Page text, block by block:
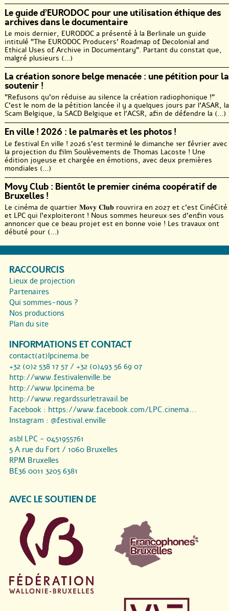
Le guide d’EURODOC pour une utilisation éthique des
archives dans le documentaire
Le mois dernier, EURODOC a présenté à la Berlinale un guide
intitulé "The EURODOC Producers’ Roadmap of Decolonial and
Ethical Uses of Archive in Documentary". Partant du constat que,
malgré plusieurs (...)
La création sonore belge menacée : une pétition pour la
soutenir !
"Refusons qu’on réduise au silence la création radiophonique !"
C’est le nom de la pétition lancée il y a quelques jours par l’ASAR, la
Scam Belgique, la SACD Belgique et l’ACSR, afin de défendre la (...)
En ville ! 2026 : le palmarès et les photos !
Le festival En ville ! 2026 s’est terminé le dimanche 1er février avec
la projection du film Soulèvements de Thomas Lacoste ! Une
édition joyeuse et chargée en émotions, avec deux premières
mondiales (...)
Movy Club : Bientôt le premier cinéma coopératif de
Bruxelles !
Le cinéma de quartier 𝐌𝐨𝐯𝐲 𝐂𝐥𝐮𝐛 rouvrira en 2027 et c’est CinéCité
et LPC qui l’exploiteront ! Nous sommes heureux·ses d’enfin vous
annoncer que ce beau projet est en bonne voie ! Les travaux ont
débuté pour (...)
RACCOURCIS
Lieux de projection
Partenaires
Qui sommes-nous ?
Nos productions
Plan du site
INFORMATIONS ET CONTACT
contact(at)lpcinema.be
+32 (0)2 538 17 57 / +32 (0)493 56 69 07
http://www.festivalenville.be
http://www.lpcinema.be
http://www.regardssurletravail.be
Facebook : https://www.facebook.com/LPC.cinema...
Instagram : @festival.enville
asbl LPC - 0451955761
5 A rue du Fort / 1060 Bruxelles
RPM Bruxelles
BE36 0011 3205 6381
AVEC LE SOUTIEN DE